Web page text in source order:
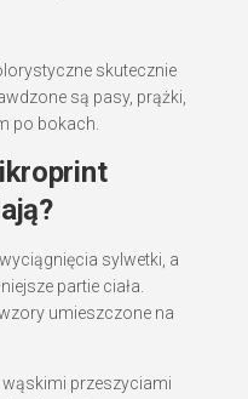
skutecznie
są pasy, prążki,
po bokach.
sylwetki, a
partie ciała.
umieszczone na
przeszyciami